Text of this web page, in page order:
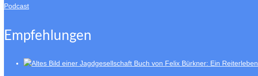
Podcast
Empfehlungen
Buch von Felix Bürkner: Ein Reiterleben